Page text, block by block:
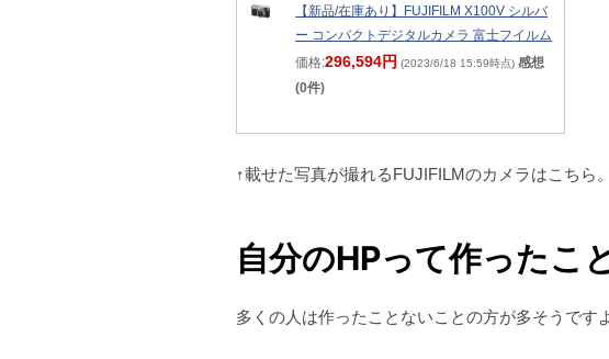
【新品/在庫あり】FUJIFILM X100V シルバ
ー コンパクトデジタルカメラ 富士フイルム
価格:296,594円 (2023/6/18 15:59時点) 感想
(0件)
↑載せた写真が撮れるFUJIFILMのカメラはこちら
自分のHPって作ったこ
多くの人は作ったことないことの方が多そうです